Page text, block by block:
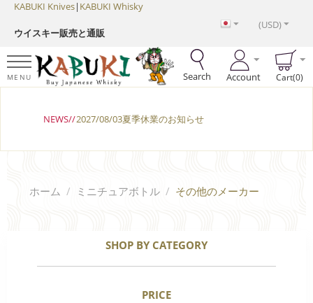
KABUKI Knives| KABUKI Whisky
ウイスキー販売と通販
(USD)
MENU Search Account Cart(0)
NEWS//2027/08/03夏季休業のお知らせ
ホーム / ミニチュアボトル / その他のメーカー
SHOP BY CATEGORY
PRICE